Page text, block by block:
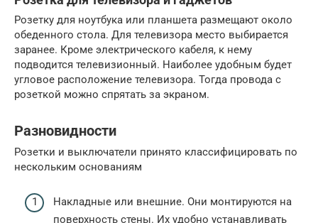
Розетку для ноутбука или планшета размещают около
обеденного стола. Для телевизора место выбирается
заранее. Кроме электрического кабеля, к нему
подводится телевизионный. Наиболее удобным будет
угловое расположение телевизора. Тогда провода с
розеткой можно спрятать за экраном.
Разновидности
Розетки и выключатели принято классифицировать по
нескольким основаниям
Накладные или внешние. Они монтируются на
поверхность стены. Их удобно устанавливать